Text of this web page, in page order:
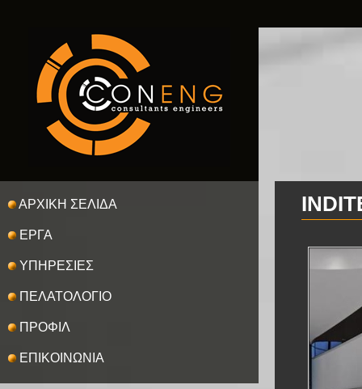
ΑΡΧΙΚΗ ΣΕΛΙΔΑ
ΕΡΓΑ
ΥΠΗΡΕΣΙΕΣ
ΠΕΛΑΤΟΛΟΓΙΟ
ΠΡΟΦΙΛ
ΕΠΙΚΟΙΝΩΝΙΑ